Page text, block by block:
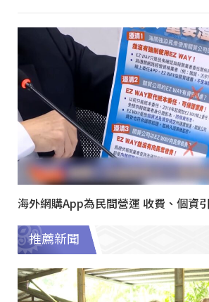
海外網購App為民間營運 收費、個資
推薦新聞